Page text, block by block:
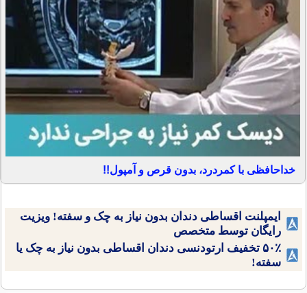
خداحافظی با کمردرد، بدون قرص و آمپول!!
ایمپلنت اقساطی دندان بدون نیاز به چک و سفته! ویزیت
رایگان توسط متخصص
۵۰٪ تخفیف ارتودنسی دندان اقساطی بدون نیاز به چک یا
سفته!